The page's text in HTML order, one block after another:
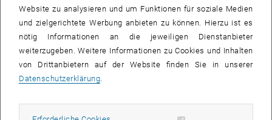
Website zu analysieren und um Funktionen für soziale Medien
und zielgerichtete Werbung anbieten zu können. Hierzu ist es
nötig Informationen an die jeweiligen Dienstanbieter
weiterzugeben. Weitere Informationen zu Cookies und Inhalten
von Drittanbietern auf der Website finden Sie in unserer
Datenschutzerklärung.